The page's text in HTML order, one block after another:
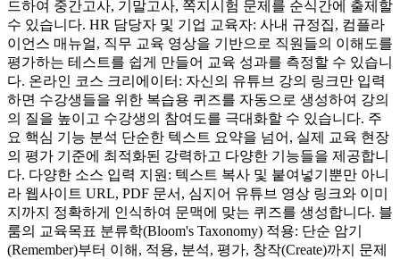
드하여 중간고사, 기말고사, 쪽지시험 문제를 순식간에 출제할
수 있습니다. HR 담당자 및 기업 교육자: 사내 규정집, 컴플라
이언스 매뉴얼, 직무 교육 영상을 기반으로 직원들의 이해도를
평가하는 테스트를 쉽게 만들어 교육 성과를 측정할 수 있습니
다. 온라인 코스 크리에이터: 자신의 유튜브 강의 링크만 입력
하면 수강생들을 위한 복습용 퀴즈를 자동으로 생성하여 강의
의 질을 높이고 수강생의 참여도를 극대화할 수 있습니다. 주
요 핵심 기능 분석 단순한 텍스트 요약을 넘어, 실제 교육 현장
의 평가 기준에 최적화된 강력하고 다양한 기능들을 제공합니
다. 다양한 소스 입력 지원: 텍스트 복사 및 붙여넣기뿐만 아니
라 웹사이트 URL, PDF 문서, 심지어 유튜브 영상 링크와 이미
지까지 정확하게 인식하여 문맥에 맞는 퀴즈를 생성합니다. 블
룸의 교육목표 분류학(Bloom's Taxonomy) 적용: 단순 암기
(Remember)부터 이해, 적용, 분석, 평가, 창작(Create)까지 문제